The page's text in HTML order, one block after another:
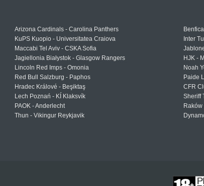
Arizona Cardinals - Carolina Panthers
KuPS Kuopio - Universitatea Craiova
Maccabi Tel Aviv - CSKA Sofia
Jagiellonia Białystok - Glasgow Rangers
Lincoln Red Imps - Omonia
Red Bull Salzburg - Paphos
Hradec Králové - Beşiktaş
Lech Poznań - KÍ Klaksvík
PAOK - Anderlecht
Thun - Vikingur Reykjavik
Inter
HJK -
Noah
Paide
CFR
Sheriff